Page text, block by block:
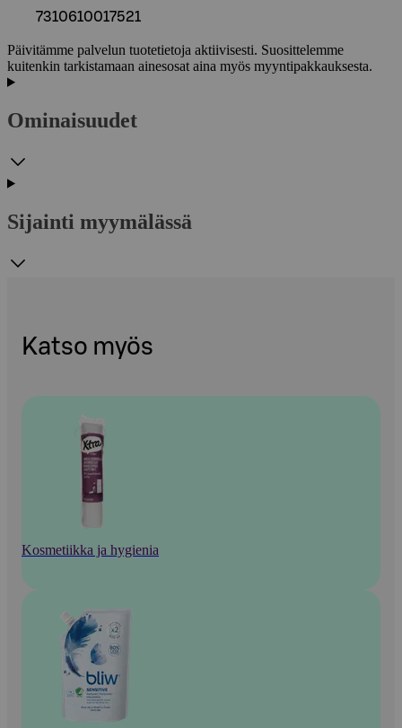
7310610017521
Päivitämme palvelun tuotetietoja aktiivisesti. Suosittelemme
kuitenkin tarkistamaan ainesosat aina myös myyntipakkauksesta.
Ominaisuudet
Sijainti myymälässä
Katso myös
Kosmetiikka ja hygienia